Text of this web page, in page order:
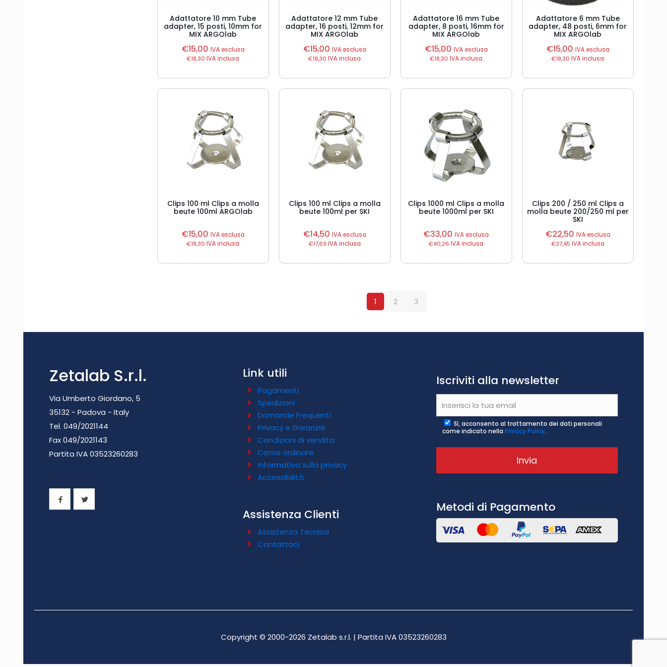
Adattatore 10 mm Tube
adapter, 15 posti, 10mm for
MIX ARGOlab
€15,00 IVA esclusa
€18,30 IVA inclusa
Adattatore 12 mm Tube
adapter, 16 posti, 12mm for
MIX ARGOlab
€15,00 IVA esclusa
€18,30 IVA inclusa
Adattatore 16 mm Tube
adapter, 8 posti, 16mm for
MIX ARGOlab
€15,00 IVA esclusa
€18,30 IVA inclusa
Adattatore 6 mm Tube
adapter, 48 posti, 6mm for
MIX ARGOlab
€15,00 IVA esclusa
€18,30 IVA inclusa
Clips 100 ml Clips a molla
beute 100ml ARGOlab
€15,00 IVA esclusa
€18,30 IVA inclusa
Clips 100 ml Clips a molla
beute 100ml per SKI
€14,50 IVA esclusa
€17,69 IVA inclusa
Clips 1000 ml Clips a molla
beute 1000ml per SKI
€33,00 IVA esclusa
€40,26 IVA inclusa
Clips 200 / 250 ml Clips a
molla beute 200/250 ml per
SKI
€22,50 IVA esclusa
€27,45 IVA inclusa
1 2 3
Zetalab S.r.l.
Via Umberto Giordano, 5
35132 - Padova - Italy
Tel. 049/2021144
Fax 049/2021143
Partita IVA 03523260283
Link utili
Pagamenti
Spedizioni
Domande Frequenti
Privacy e Garanzie
Condizioni di vendita
Come ordinare
Informativa sulla privacy
Accessibilità
Assistenza Clienti
Assistenza Tecnica
Contattaci
Iscriviti alla newsletter
Sì, acconsento al trattamento dei dati personali
come indicato nella Privacy Policy.
Metodi di Pagamento
Copyright © 2000-2026 Zetalab s.r.l. | Partita IVA 03523260283